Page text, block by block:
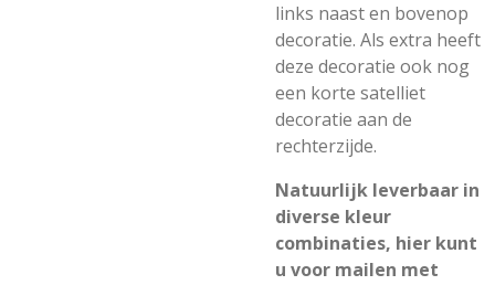
links naast en bovenop
decoratie. Als extra heeft
deze decoratie ook nog
een korte satelliet
decoratie aan de
rechterzijde.
Natuurlijk leverbaar in
diverse kleur
combinaties, hier kunt
u voor mailen met